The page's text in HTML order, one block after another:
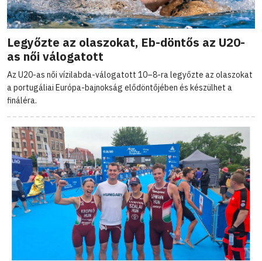
Legyőzte az olaszokat, Eb-döntős az U20-
as női válogatott
Az U20-as női vízilabda-válogatott 10–8-ra legyőzte az olaszokat
a portugáliai Európa-bajnokság elődöntőjében és készülhet a
fináléra.